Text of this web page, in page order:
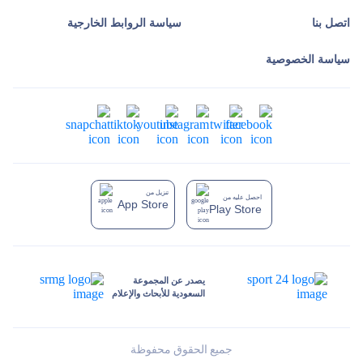
يصدر عن المجموعة
السعودية للأبحاث والإعلام
جميع الحقوق محفوظة
اتصل بنا سياسة الروابط الخارجية
سياسة الخصوصية
تنزيل من
App Store
احصل عليه من
Play Store